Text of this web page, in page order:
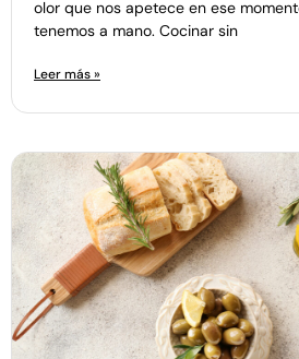
olor que nos apetece en ese
tenemos a mano. Cocinar sin
Leer más »